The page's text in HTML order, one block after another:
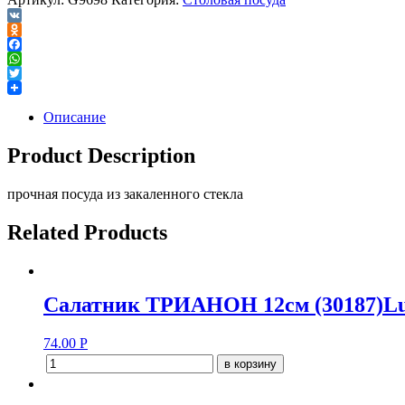
VK
Odnoklassniki
Facebook
WhatsApp
Twitter
Описание
Product Description
прочная посуда из закаленного стекла
Related Products
Салатник ТРИАНОН 12см
74.00 Р
в корзину